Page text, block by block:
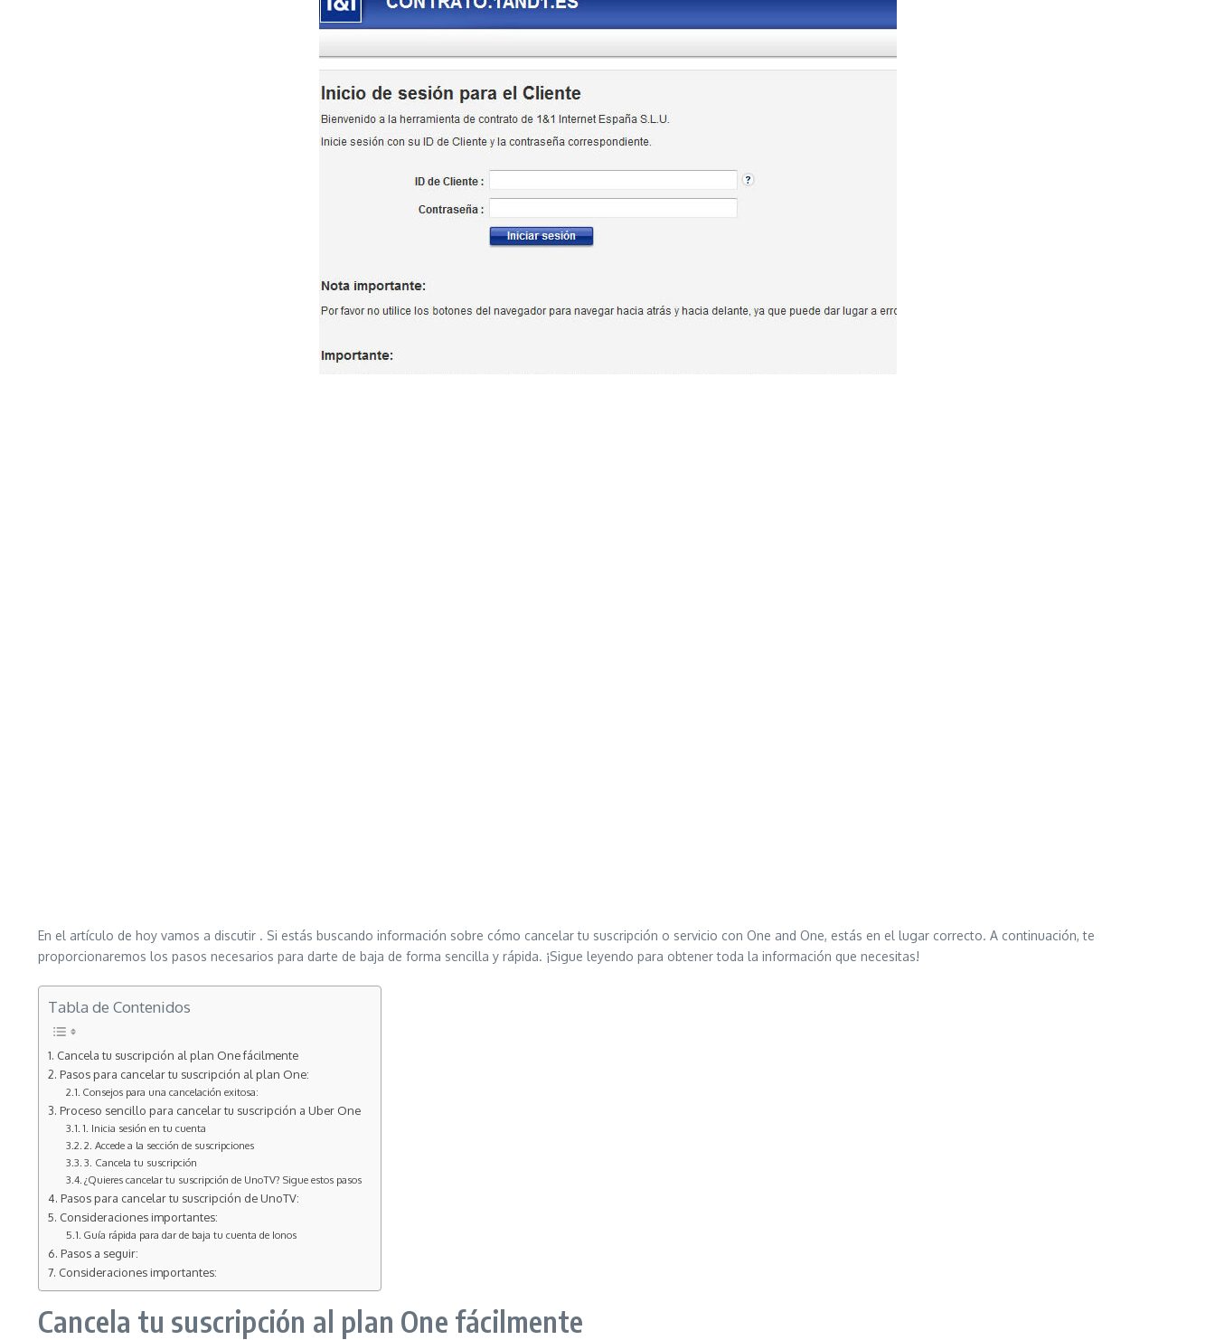
En el artículo de hoy vamos a discutir . Si estás buscando información sobre cómo cancelar tu suscripción o servicio con One and One, estás en el lugar correcto. A continuación, te
proporcionaremos los pasos necesarios para darte de baja de forma sencilla y rápida. ¡Sigue leyendo para obtener toda la información que necesitas!
Tabla de Contenidos
Cancela tu suscripción al plan One fácilmente
Pasos para cancelar tu suscripción al plan One:
Consejos para una cancelación exitosa:
Proceso sencillo para cancelar tu suscripción a Uber One
1. Inicia sesión en tu cuenta
2. Accede a la sección de suscripciones
3. Cancela tu suscripción
¿Quieres cancelar tu suscripción de UnoTV? Sigue estos pasos
Pasos para cancelar tu suscripción de UnoTV:
Consideraciones importantes:
Guía rápida para dar de baja tu cuenta de Ionos
Pasos a seguir:
Consideraciones importantes:
Cancela tu suscripción al plan One fácilmente